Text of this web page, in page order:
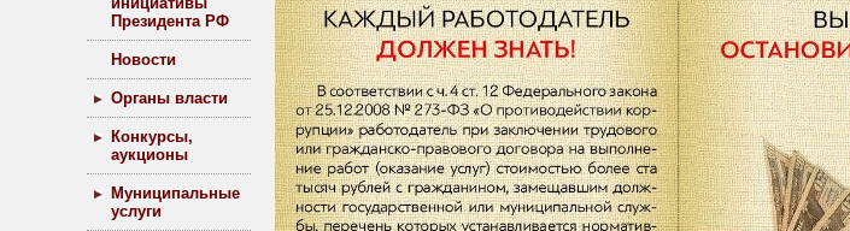
Президента РФ
Новости
Органы власти
Конкурсы,
аукционы
Муниципальные
услуги